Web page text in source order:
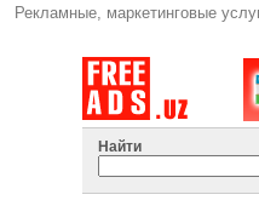
Рекламные, маркетинговые
Найти